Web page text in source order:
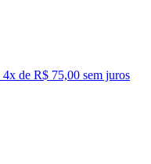
4x de R$ 75,00 sem juros